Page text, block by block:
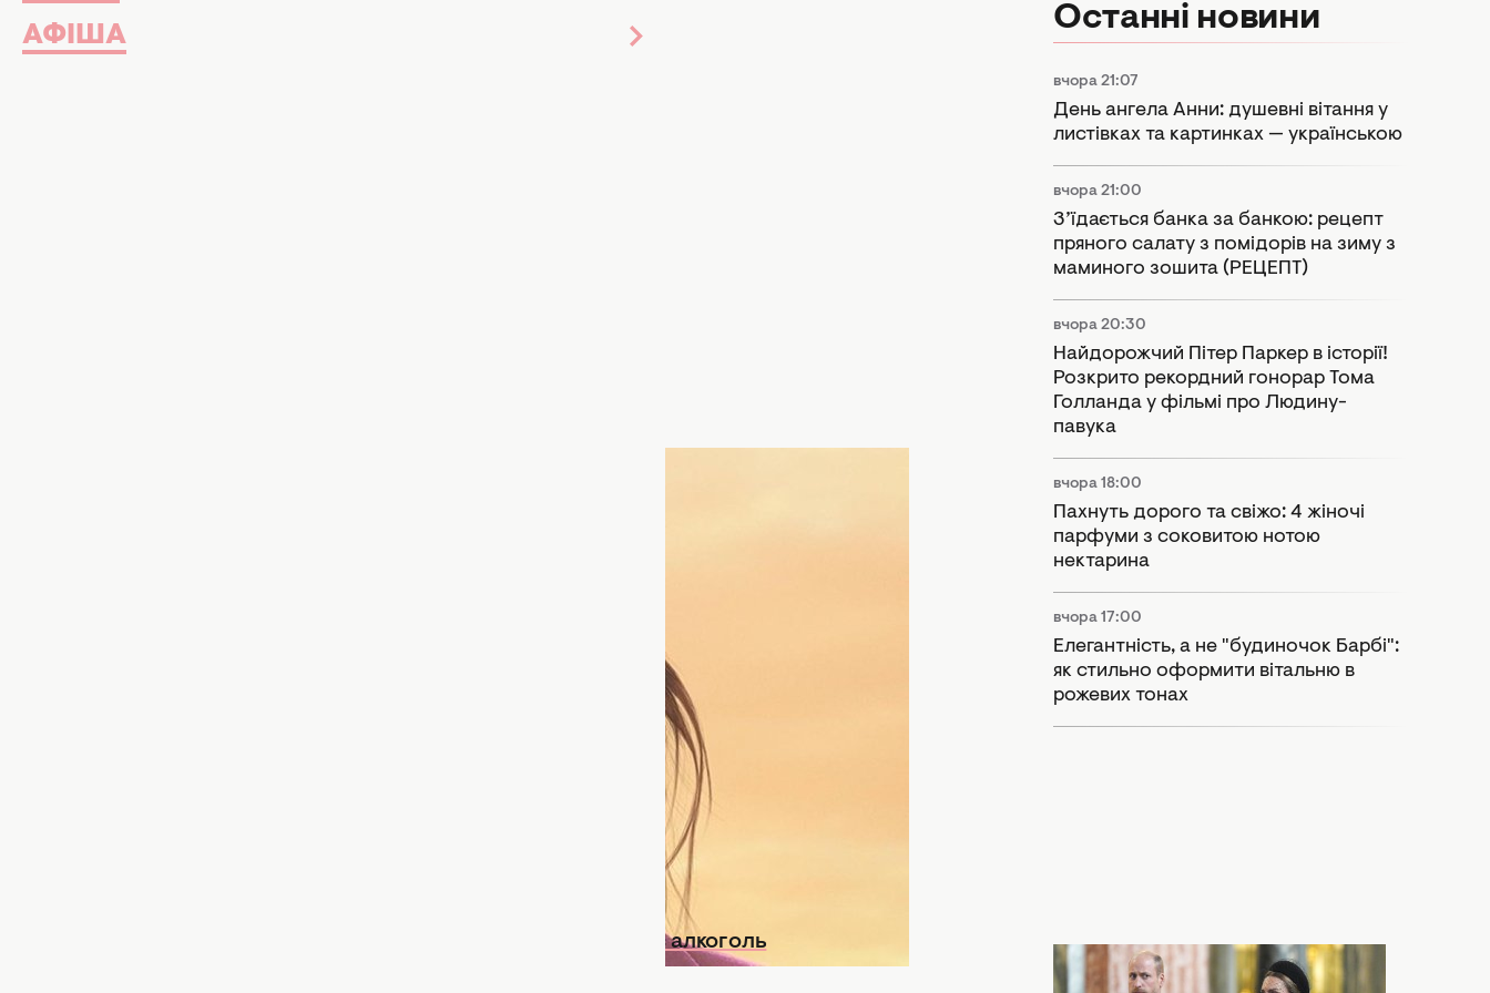
АФІША
Мрієте про пухкі та соковиті губи, як у зірок? Не витрачайте гроші на дорогі
процедури та ін'єкції! Акторка Енн Гетевей розкрила простий секрет у
своєму TikTok, який допоможе вам досягти бажаного ефекту всього за 30
Енн Гетевей зізналась, чому насправді більше не вживає алкоголь
Останні новини
вчора 21:07
День ангела Анни: душевні вітання у
листівках та картинках — українською
вчора 21:00
З’їдається банка за банкою: рецепт
пряного салату з помідорів на зиму з
маминого зошита (РЕЦЕПТ)
вчора 20:30
Найдорожчий Пітер Паркер в історії!
Розкрито рекордний гонорар Тома
Голланда у фільмі про Людину-
павука
вчора 18:00
Пахнуть дорого та свіжо: 4 жіночі
парфуми з соковитою нотою
нектарина
вчора 17:00
Елегантність, а не "будиночок Барбі":
як стильно оформити вітальню в
рожевих тонах
вчора 15:55